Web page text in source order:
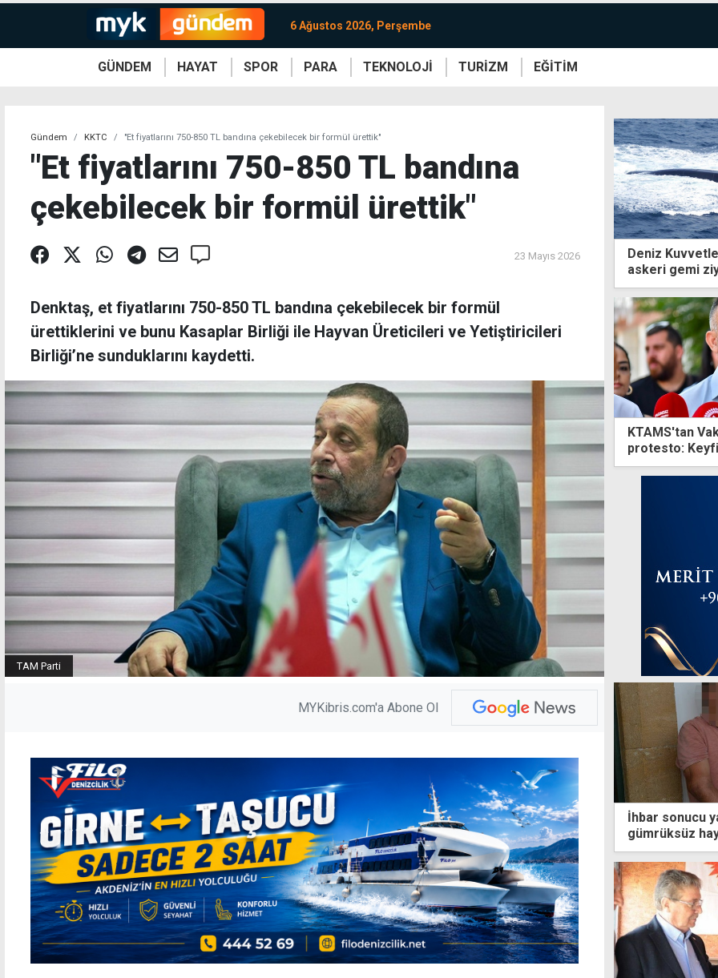
6 Ağustos 2026, Perşembe
GÜNDEM HAYAT SPOR PARA TEKNOLOJİ TURİZM EĞİTİM
Gündem KKTC "Et fiyatlarını 750-850 TL bandına çekebilecek bir formül ürettik"
"Et fiyatlarını 750-850 TL bandına
çekebilecek bir formül ürettik"
23 Mayıs 2026
Denktaş, et fiyatlarını 750-850 TL bandına çekebilecek bir formül
ürettiklerini ve bunu Kasaplar Birliği ile Hayvan Üreticileri ve Yetiştiricileri
Birliği’ne sunduklarını kaydetti.
TAM Parti
MYKibris.com'a Abone Ol
Deniz
askeri gemi
KTAMS'tan
protesto:
yargıya
İhbar sonucu
gümrüksüz
teminata